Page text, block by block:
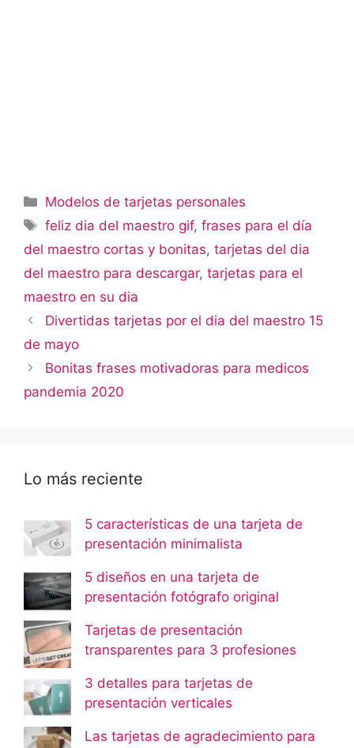
Categorías
Modelos de tarjetas personales
Etiquetas
feliz dia del maestro gif,frases para el día
del maestro cortas y bonitas, tarjetas del dia
del maestro para descargar, tarjetas para el
maestro en su dia
Divertidas tarjetas por el dia del maestro 15
de mayo
Bonitas frases motivadoras para medicos
pandemia 2020
Lo más reciente
5 características de una tarjeta de
presentación minimalista
5 diseños en una tarjeta de
presentación fotógrafo original
Tarjetas de presentación
transparentes para 3 profesiones
3 detalles para tarjetas de
presentación verticales
Las tarjetas de agradecimiento para